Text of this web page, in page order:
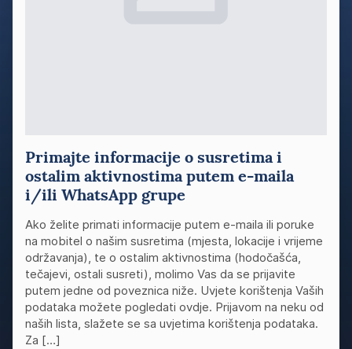
Primajte informacije o susretima i
ostalim aktivnostima putem e-maila
i/ili WhatsApp grupe
Ako želite primati informacije putem e-maila ili poruke
na mobitel o našim susretima (mjesta, lokacije i vrijeme
održavanja), te o ostalim aktivnostima (hodočašća,
tečajevi, ostali susreti), molimo Vas da se prijavite
putem jedne od poveznica niže. Uvjete korištenja Vaših
podataka možete pogledati ovdje. Prijavom na neku od
naših lista, slažete se sa uvjetima korištenja podataka.
Za […]